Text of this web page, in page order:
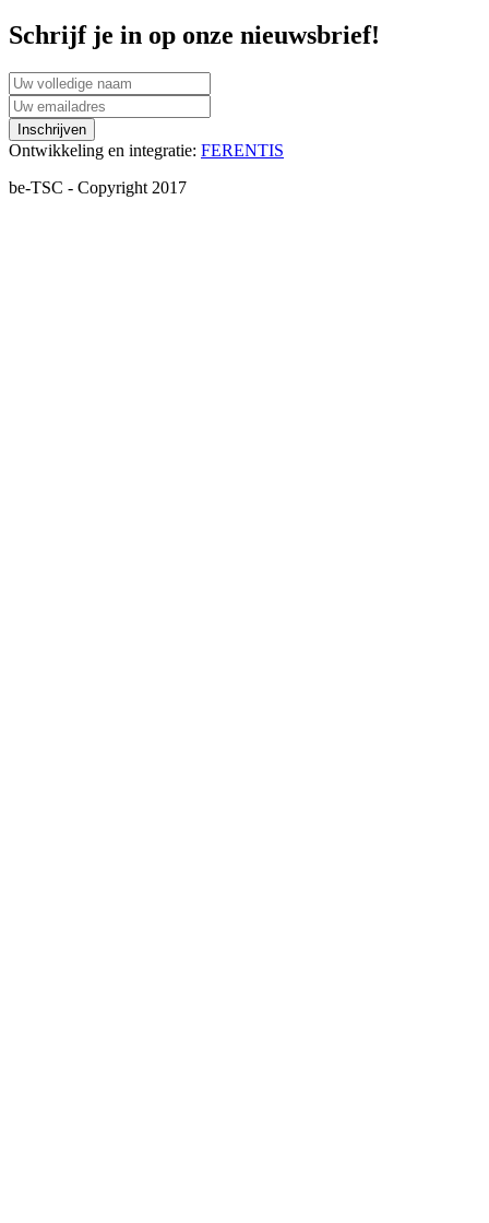
Schrijf je in op onze nieuwsbrief!
Ontwikkeling en integratie: FERENTIS
be-TSC - Copyright 2017